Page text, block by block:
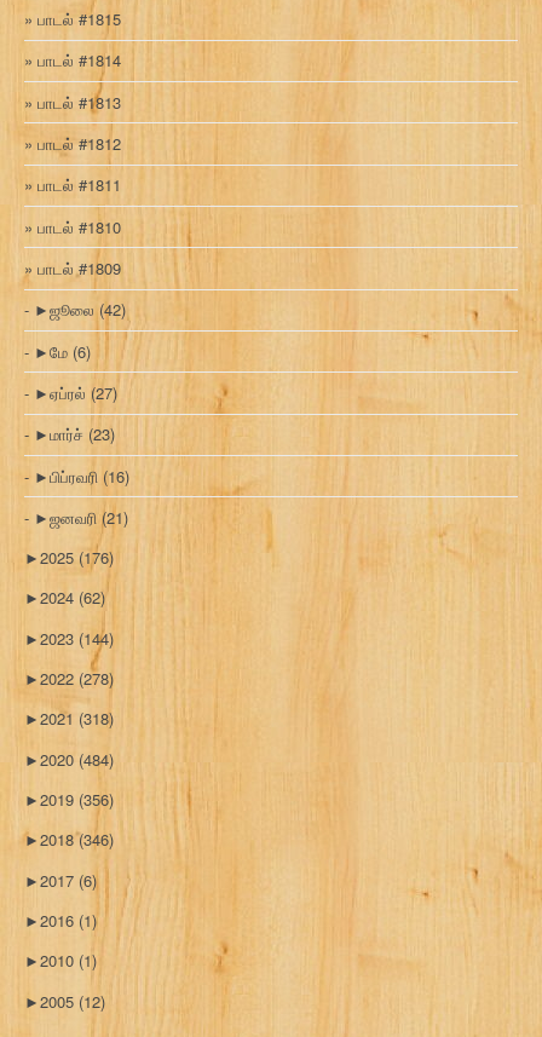
பாடல் #1815
பாடல் #1814
பாடல் #1813
பாடல் #1812
பாடல் #1811
பாடல் #1810
பாடல் #1809
►ஜூலை(42)
►மே (6)
►ஏப்ரல் (27)
►மார்ச் (23)
►பிப்ரவரி (16)
►ஜனவரி (21)
►2025 (176)
►2024 (62)
►2023 (144)
►2022 (278)
►2021 (318)
►2020 (484)
►2019 (356)
►2018(346)
►2017 (6)
►2016 (1)
►2010 (1)
►2005 (12)